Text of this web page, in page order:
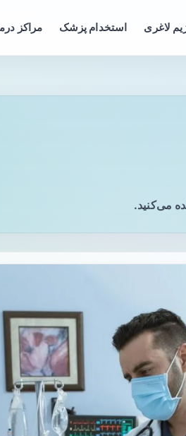
لاغری استخدام پزشک مراکز
می‌کنید.